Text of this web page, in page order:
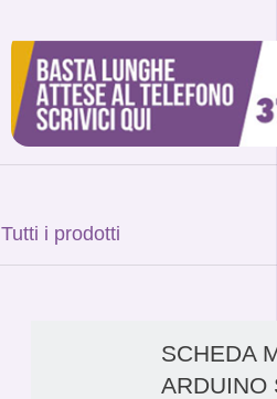
Tutti i prodotti
SCHEDA
ARDUINO